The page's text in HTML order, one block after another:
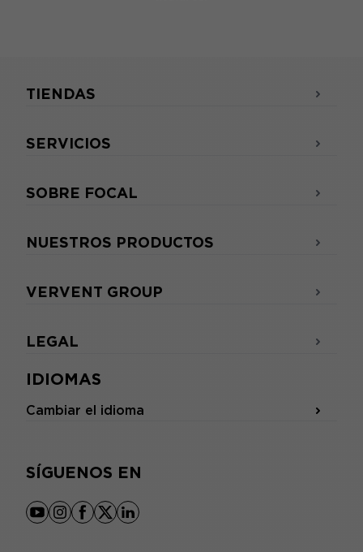
IDIOMAS
Cambiar el idioma
SÍGUENOS EN
youtube
instagram
facebook
x linkedin
TIENDAS
SERVICIOS
SOBRE FOCAL
NUESTROS PRODUCTOS
VERVENT GROUP
LEGAL